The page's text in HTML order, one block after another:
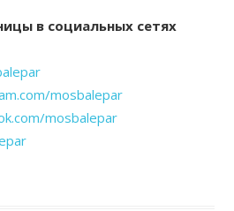
в социальных сетях
mosbalepar
mosbalepar